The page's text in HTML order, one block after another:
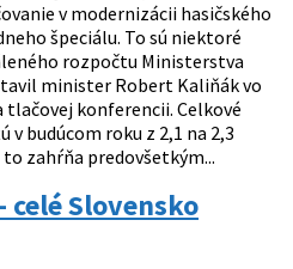
v modernizácii hasičského
špeciálu. To sú niektoré
rozpočtu Ministerstva
minister Robert Kaliňák vo
tlačovej konferencii. Celkové
budúcom roku z 2,1 na 2,3
zahŕňa predovšetkým...
celé Slovensko